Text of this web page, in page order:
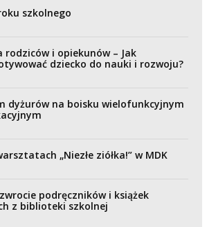
szkolnego
i opiekunów – Jak
dziecko do nauki i rozwoju?
dyżurów na boisku wielofunkcyjnym
„Niezłe ziółka!” w MDK
podręczników i książek
z biblioteki szkolnej